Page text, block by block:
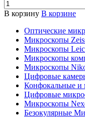
В корзину В корзине
Оптические
Микроскопы
Микроскопы
Микроскопы
Микроскопы
Цифровые
Конфокальные и
Цифровые
Микроскопы
Безокулярные